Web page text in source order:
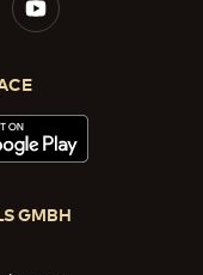
GMBH